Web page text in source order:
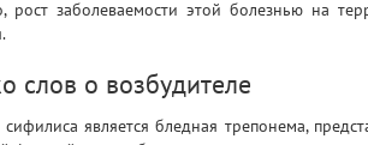
рост заболеваемости этой болезнью на
слов о возбудителе
сифилиса является бледная трепонема,